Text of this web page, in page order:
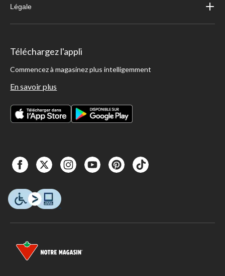
Légale
Téléchargez l'appli
Commencez à magasinez plus intelligemment
En savoir plus